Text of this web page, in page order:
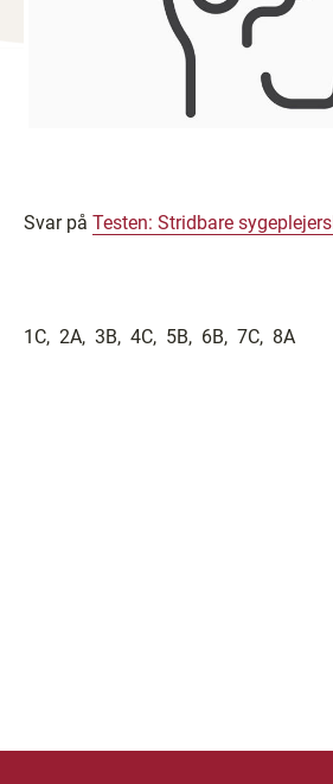
Svar på Testen: Stridbare
1C, 2A, 3B, 4C, 5B, 6B, 7C, 8A